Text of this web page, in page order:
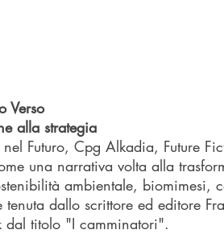
Verso
alla strategia
Futuro, Cpg Alkadia, Future
una narrativa volta alla
ambientale, biomimesi,
dallo scrittore ed editore
titolo "I camminatori".